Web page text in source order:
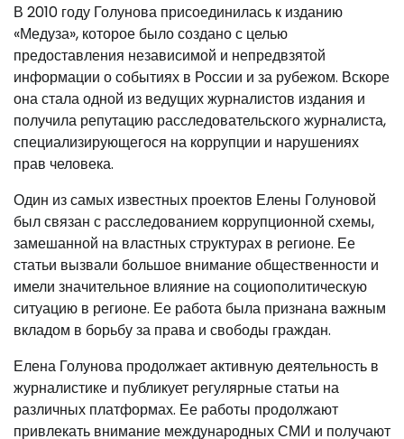
В 2010 году Голунова присоединилась к изданию
«Медуза», которое было создано с целью
предоставления независимой и непредвзятой
информации о событиях в России и за рубежом. Вскоре
она стала одной из ведущих журналистов издания и
получила репутацию расследовательского журналиста,
специализирующегося на коррупции и нарушениях
прав человека.
Один из самых известных проектов Елены Голуновой
был связан с расследованием коррупционной схемы,
замешанной на властных структурах в регионе. Ее
статьи вызвали большое внимание общественности и
имели значительное влияние на социополитическую
ситуацию в регионе. Ее работа была признана важным
вкладом в борьбу за права и свободы граждан.
Елена Голунова продолжает активную деятельность в
журналистике и публикует регулярные статьи на
различных платформах. Ее работы продолжают
привлекать внимание международных СМИ и получают